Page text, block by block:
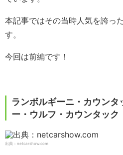
本記事ではその当時人気を誇っ
す。
今回は前編です！
ランボルギーニ・カウン
ー・ウルフ・カウンタック
出典：netcarshow.com